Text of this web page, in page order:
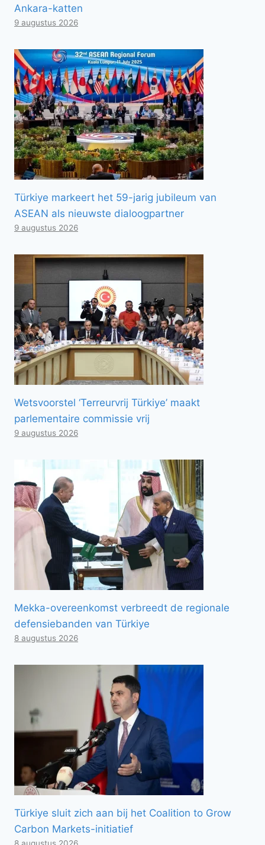
Ankara-katten
9 augustus 2026
Türkiye markeert het 59-jarig jubileum van
ASEAN als nieuwste dialoogpartner
9 augustus 2026
Wetsvoorstel ‘Terreurvrij Türkiye’ maakt
parlementaire commissie vrij
9 augustus 2026
Mekka-overeenkomst verbreedt de regionale
defensiebanden van Türkiye
8 augustus 2026
Türkiye sluit zich aan bij het Coalition to Grow
Carbon Markets-initiatief
8 augustus 2026